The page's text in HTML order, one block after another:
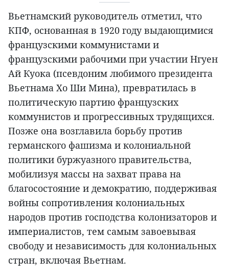
Вьетнамский руководитель отметил, что
КПФ, основанная в 1920 году выдающимися
французскими коммунистами и
французскими рабочими при участии Нгуен
Ай Куока (псевдоним любимого президента
Вьетнама Хо Ши Мина), превратилась в
политическую партию французских
коммунистов и прогрессивных трудящихся.
Позже она возглавила борьбу против
германского фашизма и колониальной
политики буржуазного правительства,
мобилизуя массы на захват права на
благосостояние и демократию, поддерживая
войны сопротивления колониальных
народов против господства колонизаторов и
империалистов, тем самым завоевывая
свободу и независимость для колониальных
стран, включая Вьетнам.